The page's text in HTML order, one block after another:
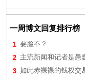
一周博文回复排行榜
1 要脸不？
2 主流新闻和记者是愚
3 如此赤裸裸的钱权交